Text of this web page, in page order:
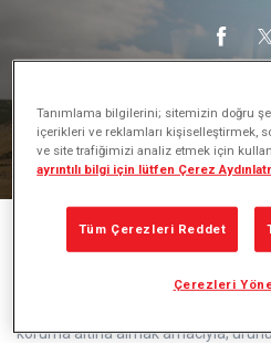
koruma altına almak amacıyla,
Tanımlama bilgilerini; sitemizin doğru
içerikleri ve reklamları kişiselleştirmek,
ve site trafiğimizi analiz etmek için
ayrıntılı bilgi için lütfen Çerez
Tüm Çerezleri Reddet
Çerezleri